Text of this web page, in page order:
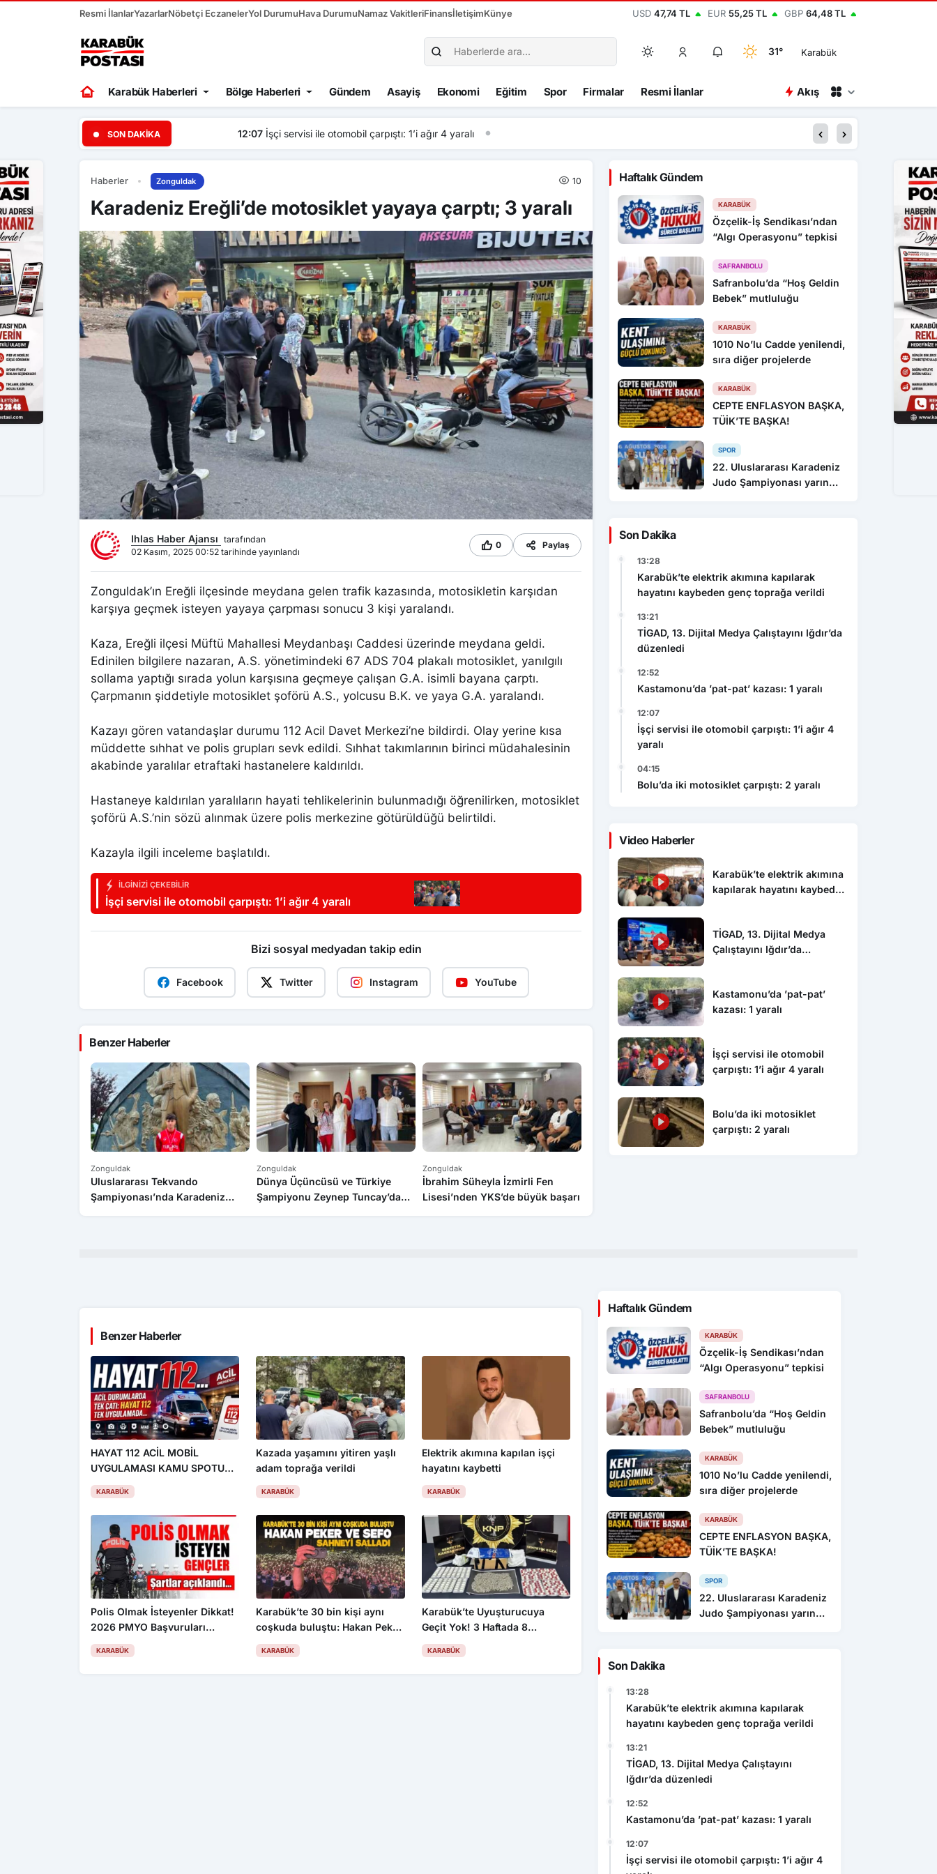
Resmi İlanlarYazarlarNöbetçi EczanelerYol DurumuHava DurumuNamaz VakitleriFinansİletişimKünye USD 47,74 TL EUR 55,25 TL GBP 64,48 TL
31° Karabük
Karabük Haberleri Bölge Haberleri Gündem Asayiş Ekonomi Eğitim Spor Firmalar Resmi İlanlar Akış
SON DAKIKA İşçi servisi ile otomobil çarpıştı: 1’i ağır 4 yaralı 04:15 Bolu’da iki motosiklet
Haberler Zonguldak 10
Karadeniz Ereğli’de motosiklet yayaya çarptı; 3 yaralı
Ihlas Haber Ajansı tarafından
02 Kasım, 2025 00:52 tarihinde yayınlandı
0 Paylaş
Zonguldak’ın Ereğli ilçesinde meydana gelen trafik kazasında, motosikletin karşıdan
karşıya geçmek isteyen yayaya çarpması sonucu 3 kişi yaralandı.
Kaza, Ereğli ilçesi Müftü Mahallesi Meydanbaşı Caddesi üzerinde meydana geldi.
Edinilen bilgilere nazaran, A.S. yönetimindeki 67 ADS 704 plakalı motosiklet, yanılgılı
sollama yaptığı sırada yolun karşısına geçmeye çalışan G.A. isimli bayana çarptı.
Çarpmanın şiddetiyle motosiklet şoförü A.S., yolcusu B.K. ve yaya G.A. yaralandı.
Kazayı gören vatandaşlar durumu 112 Acil Davet Merkezi’ne bildirdi. Olay yerine kısa
müddette sıhhat ve polis grupları sevk edildi. Sıhhat takımlarının birinci müdahalesinin
akabinde yaralılar etraftaki hastanelere kaldırıldı.
Hastaneye kaldırılan yaralıların hayati tehlikelerinin bulunmadığı öğrenilirken, motosiklet
şoförü A.S.’nin sözü alınmak üzere polis merkezine götürüldüğü belirtildi.
Kazayla ilgili inceleme başlatıldı.
İLGINIZI ÇEKEBILIR
İşçi servisi ile otomobil çarpıştı: 1’i ağır 4 yaralı
Bizi sosyal medyadan takip edin
Facebook Twitter Instagram YouTube
Benzer Haberler
Zonguldak
Uluslararası Tekvando
Şampiyonası’nda Karadeniz
Zonguldak
Dünya Üçüncüsü ve Türkiye
Şampiyonu Zeynep Tuncay’dan
Zonguldak
İbrahim Süheyla İzmirli Fen
Lisesi’nden YKS’de büyük başarı
Haftalık Gündem
KARABÜK
Özçelik-İş Sendikası’ndan
“Algı Operasyonu” tepkisi
SAFRANBOLU
Safranbolu’da “Hoş Geldin
Bebek” mutluluğu
KARABÜK
1010 No’lu Cadde yenilendi,
sıra diğer projelerde
KARABÜK
CEPTE ENFLASYON BAŞKA,
TÜİK’TE BAŞKA!
SPOR
22. Uluslararası Karadeniz
Judo Şampiyonası yarın
Son Dakika
13:28
Karabük’te elektrik akımına kapılarak
hayatını kaybeden genç toprağa verildi
13:21
TİGAD, 13. Dijital Medya Çalıştayını Iğdır’da
düzenledi
12:52
Kastamonu’da ’pat-pat’ kazası: 1 yaralı
12:07
İşçi servisi ile otomobil çarpıştı: 1’i ağır 4
yaralı
04:15
Bolu’da iki motosiklet çarpıştı: 2 yaralı
Video Haberler
Karabük’te elektrik akımına
kapılarak hayatını kaybeden
TİGAD, 13. Dijital Medya
Çalıştayını Iğdır’da
Kastamonu’da ’pat-pat’
kazası: 1 yaralı
İşçi servisi ile otomobil
çarpıştı: 1’i ağır 4 yaralı
Bolu’da iki motosiklet
çarpıştı: 2 yaralı
Benzer Haberler
HAYAT 112 ACİL MOBİL
UYGULAMASI KAMU SPOTU
YAYINDA
KARABÜK
Kazada yaşamını yitiren yaşlı
adam toprağa verildi
KARABÜK
Elektrik akımına kapılan işçi
hayatını kaybetti
KARABÜK
Polis Olmak İsteyenler Dikkat!
2026 PMYO Başvuruları
Başladı: 3 Bin 250 Öğrenci
Alınacak
KARABÜK
Karabük’te 30 bin kişi aynı
coşkuda buluştu: Hakan Peker
ve Sefo sahneyi salladı
KARABÜK
Karabük’te Uyuşturucuya
Geçit Yok! 3 Haftada 8
Operasyon: 2 Tutuklama, 4
Firari Yakalandı
KARABÜK
Haftalık Gündem
KARABÜK
Özçelik-İş Sendikası’ndan
“Algı Operasyonu” tepkisi
SAFRANBOLU
Safranbolu’da “Hoş Geldin
Bebek” mutluluğu
KARABÜK
1010 No’lu Cadde yenilendi,
sıra diğer projelerde
KARABÜK
CEPTE ENFLASYON BAŞKA,
TÜİK’TE BAŞKA!
SPOR
22. Uluslararası Karadeniz
Judo Şampiyonası yarın
Son Dakika
13:28
Karabük’te elektrik akımına kapılarak
hayatını kaybeden genç toprağa verildi
13:21
TİGAD, 13. Dijital Medya Çalıştayını
Iğdır’da düzenledi
12:52
Kastamonu’da ’pat-pat’ kazası: 1 yaralı
12:07
İşçi servisi ile otomobil çarpıştı: 1’i ağır 4